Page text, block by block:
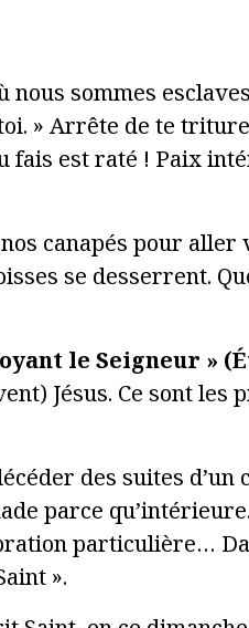
sommes
» Arrête de te
fais est raté ! Paix
canapés pour
se desserrent.
le Seigneur »
Jésus. Ce sont les
des suites d’un
parce
particulière…
».